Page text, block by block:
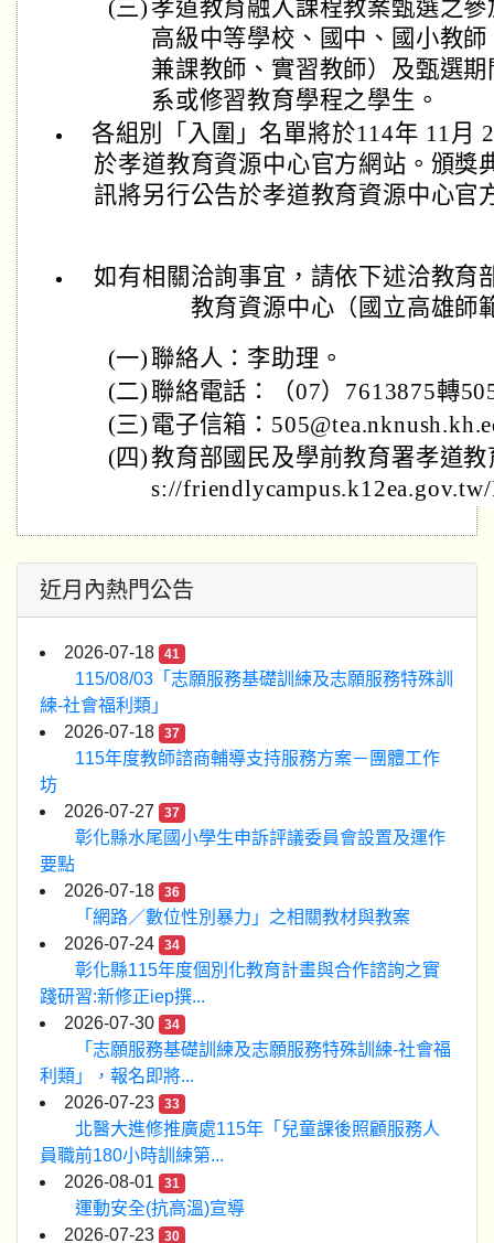
(三) 孝道教育融入課程教案甄選之
高級中等學校、國中、國小教
兼課教師、實習教師）及甄選
系或修習教育學程之學生。
各組別「入圍」名單將於114年 11月
於孝道教育資源中心官方網站。頒獎
訊將另行公告於孝道教育資源中心官
如有相關洽詢事宜，請依下述洽教育
教育資源中心（國立高雄師
(一) 聯絡人：李助理。
(二) 聯絡電話：（07）7613875轉
(三) 電子信箱：
(四)教育部國民及學前教育署孝道
s://
近月內熱門公告
2026-07-18 41
115/08/03「志願服務基礎訓練及志願服務特殊訓
練-社會福利類」
2026-07-18
37
115年度教師諮商輔導支持服務方案－團體工作
坊
2026-07-27
37
彰化縣水尾國小學生申訴評議委員會設置及運作
要點
2026-07-18
36
「網路／數位性別暴力」之相關教材與教案
2026-07-24
34
彰化縣115年度個別化教育計畫與合作諮詢之實
踐研習:新修正iep撰...
2026-07-30
34
「志願服務基礎訓練及志願服務特殊訓練-社會福
利類」，報名即將...
2026-07-23
33
北醫大進修推廣處115年「兒童課後照顧服務人
員職前180小時訓練第...
2026-08-01
31
運動安全(抗高溫)宣導
2026-07-23
30